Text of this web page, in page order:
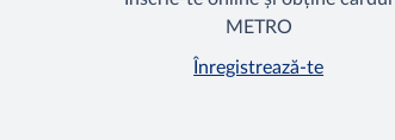
METRO
Înregistrează-te